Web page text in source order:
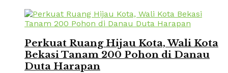
Perkuat Ruang Hijau Kota, Wali Kota
Bekasi Tanam 200 Pohon di Danau
Duta Harapan